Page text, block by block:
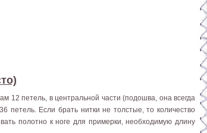
12 петель, в центральной части (подошва, она всегда
петель. Если брать нитки не толстые, то количество
полотно к ноге для примерки, необходимую длину